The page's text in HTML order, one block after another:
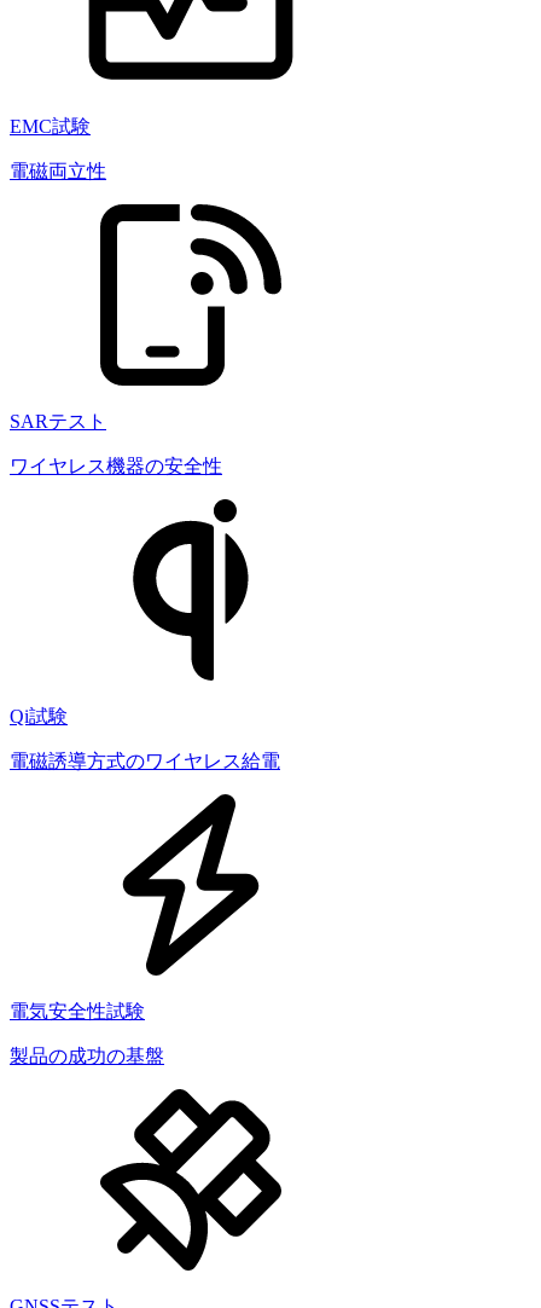
EMC試験
電磁両立性
SARテスト
ワイヤレス機器の安全性
Qi試験
電磁誘導方式のワイヤレス給電
電気安全性試験
製品の成功の基盤